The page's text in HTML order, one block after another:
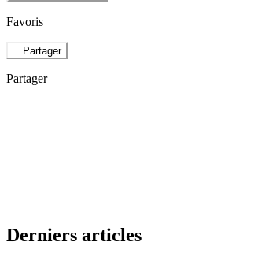
Favoris
Partager
Partager
Derniers articles